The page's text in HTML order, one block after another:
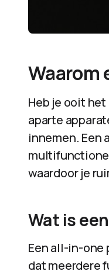
Waarom
Heb je ooit
aparte
innemen. Een
waardoor je
Wat is
Een all-in-one
dat meerdere